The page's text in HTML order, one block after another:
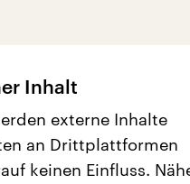
Inhalt
externe Inhalte
an Drittplattformen
keinen Einfluss.